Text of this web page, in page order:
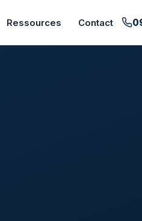
Ressources Contact